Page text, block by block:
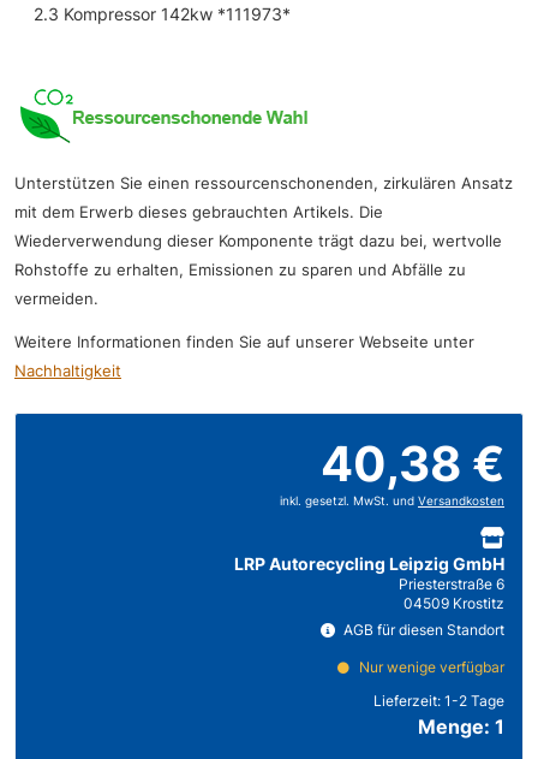
2.3 Kompressor 142kw *111973*
Unterstützen Sie einen ressourcenschonenden, zirkulären Ansatz
mit dem Erwerb dieses gebrauchten Artikels. Die
Wiederverwendung dieser Komponente trägt dazu bei, wertvolle
Rohstoffe zu erhalten, Emissionen zu sparen und Abfälle zu
vermeiden.
Weitere Informationen finden Sie auf unserer Webseite unter
Nachhaltigkeit
40,38 €
inkl. gesetzl. MwSt. und Versandkosten
LRP Autorecycling Leipzig GmbH
Priesterstraße 6
04509 Krostitz
AGB für diesen Standort
Nur wenige verfügbar
Lieferzeit: 1-2 Tage
Menge: 1